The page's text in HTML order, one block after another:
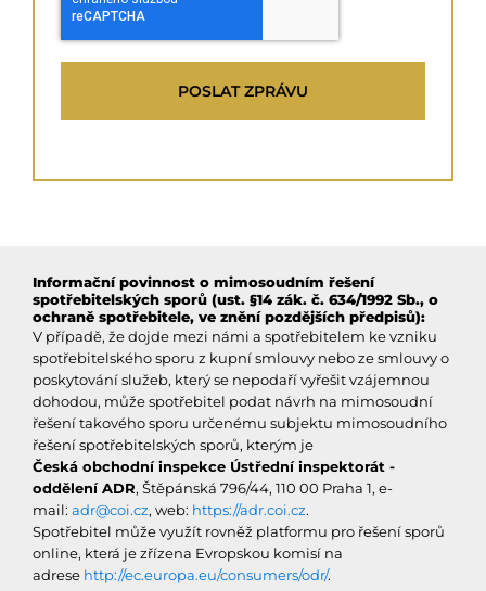
POSLAT ZPRÁVU
Informační povinnost o mimosoudním řešení
spotřebitelských sporů (ust. §14 zák. č. 634/1992 Sb., o
ochraně spotřebitele, ve znění pozdějších předpisů):
V případě, že dojde mezi námi a spotřebitelem ke vzniku
spotřebitelského sporu z kupní smlouvy nebo ze smlouvy o
poskytování služeb, který se nepodaří vyřešit vzájemnou
dohodou, může spotřebitel podat návrh na mimosoudní
řešení takového sporu určenému subjektu mimosoudního
řešení spotřebitelských sporů, kterým je
Česká obchodní inspekce Ústřední inspektorát -
oddělení ADR, Štěpánská 796/44, 110 00 Praha 1, e-
mail: adr@coi.cz, web: https://adr.coi.cz.
Spotřebitel může využít rovněž platformu pro řešení sporů
online, která je zřízena Evropskou komisí na
adrese http://ec.europa.eu/consumers/odr/.